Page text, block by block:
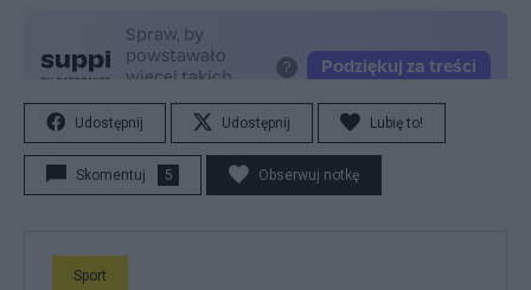
Udostępnij Udostępnij Lubię to!
Skomentuj 5 Obserwuj notkę
Sport